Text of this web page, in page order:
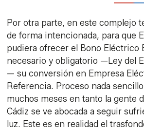
Por otra parte, en este complejo
de forma intencionada, para que
pudiera ofrecer el Bono Eléctrico
necesario y obligatorio —Ley del
— su conversión en Empresa
Referencia. Proceso nada
muchos meses en tanto la gente
Cádiz se ve abocada a seguir
luz. Este es en realidad el